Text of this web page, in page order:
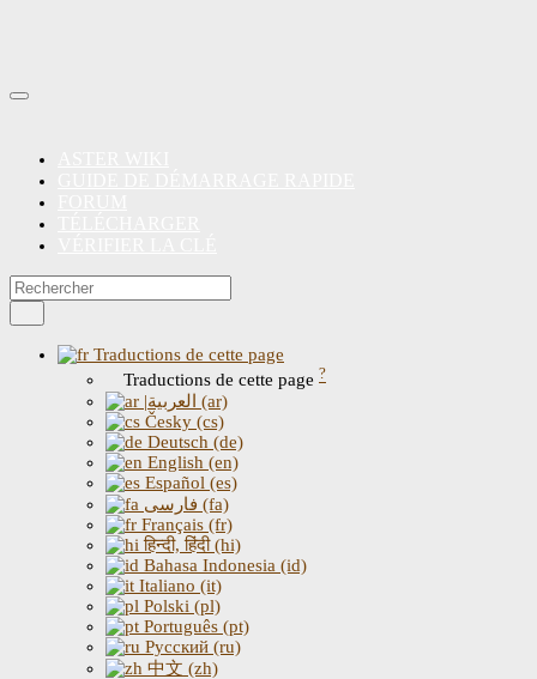
Traductions de cette page
Traductions de cette page ?
|العربية (ar)
Česky (cs)
Deutsch (de)
English (en)
Español (es)
فارسی (fa)
Français (fr)
हिन्दी, हिंदी (hi)
Bahasa Indonesia (id)
Italiano (it)
Polski (pl)
Português (pt)
Русский (ru)
中文 (zh)